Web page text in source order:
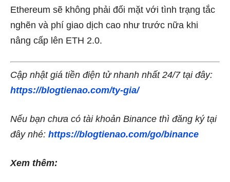
Ethereum sẽ không phải đối mặt với tình trạng tắc
nghẽn và phí giao dịch cao như trước nữa khi
nâng cấp lên ETH 2.0.
Cập nhật giá tiền điện tử nhanh nhất 24/7 tại đây:
https://blogtienao.com/ty-gia/
Nếu bạn chưa có tài khoản Binance thì đăng ký tại
đây nhé: https://blogtienao.com/go/binance
Xem thêm: